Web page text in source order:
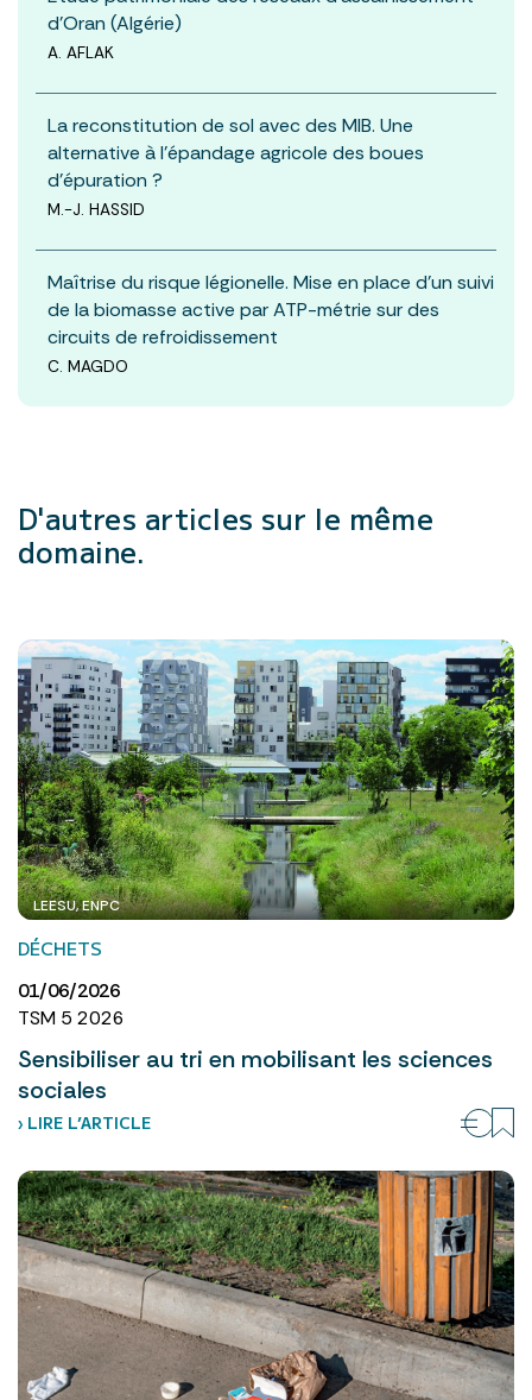
d’Oran (Algérie)
A. AFLAK
La reconstitution de sol avec des MIB. Une
alternative à l’épandage agricole des boues
d’épuration ?
M.-J. HASSID
Maîtrise du risque légionelle. Mise en place d’un suivi
de la biomasse active par ATP-métrie sur des
circuits de refroidissement
C. MAGDO
D'autres articles sur le même
domaine.
LEESU, ENPC
DÉCHETS
01/06/2026
TSM 5 2026
Sensibiliser au tri en mobilisant les sciences
sociales
› LIRE L’ARTICLE